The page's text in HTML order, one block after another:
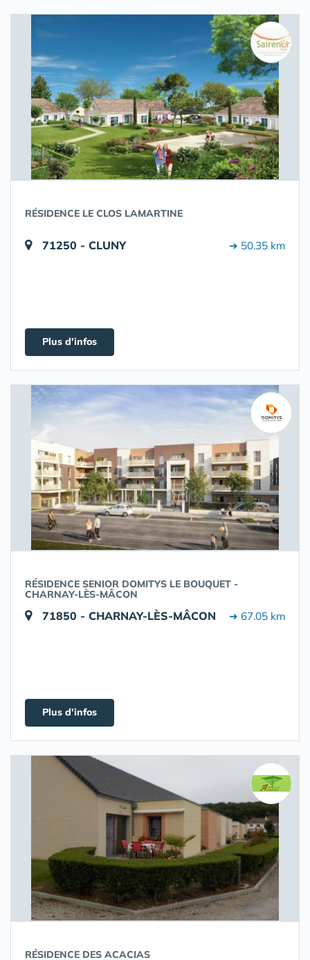
RÉSIDENCE LE CLOS LAMARTINE
71250 - CLUNY ➔ 50.35 km
Plus d'infos
RÉSIDENCE SENIOR DOMITYS LE BOUQUET -
CHARNAY-LÈS-MÂCON
71850 - CHARNAY-LÈS-MÂCON ➔ 67.05 km
Plus d'infos
RÉSIDENCE DES ACACIAS